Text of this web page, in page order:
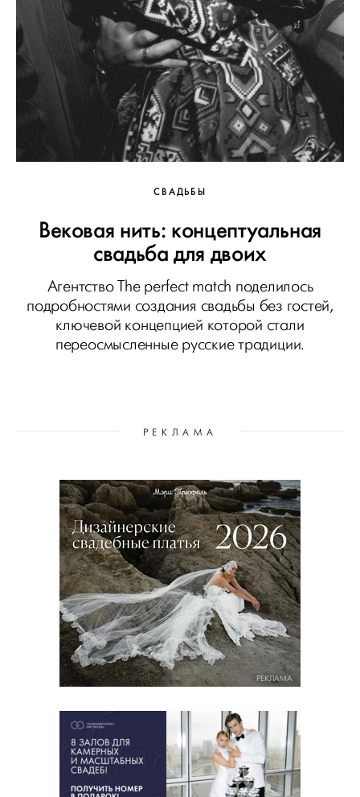
СВАДЬБЫ
Вековая нить: концептуальная
свадьба для двоих
Агентство The perfect match поделилось
подробностями создания свадьбы без гостей,
ключевой концепцией которой стали
переосмысленные русские традиции.
РЕКЛАМА
РЕКЛАМА